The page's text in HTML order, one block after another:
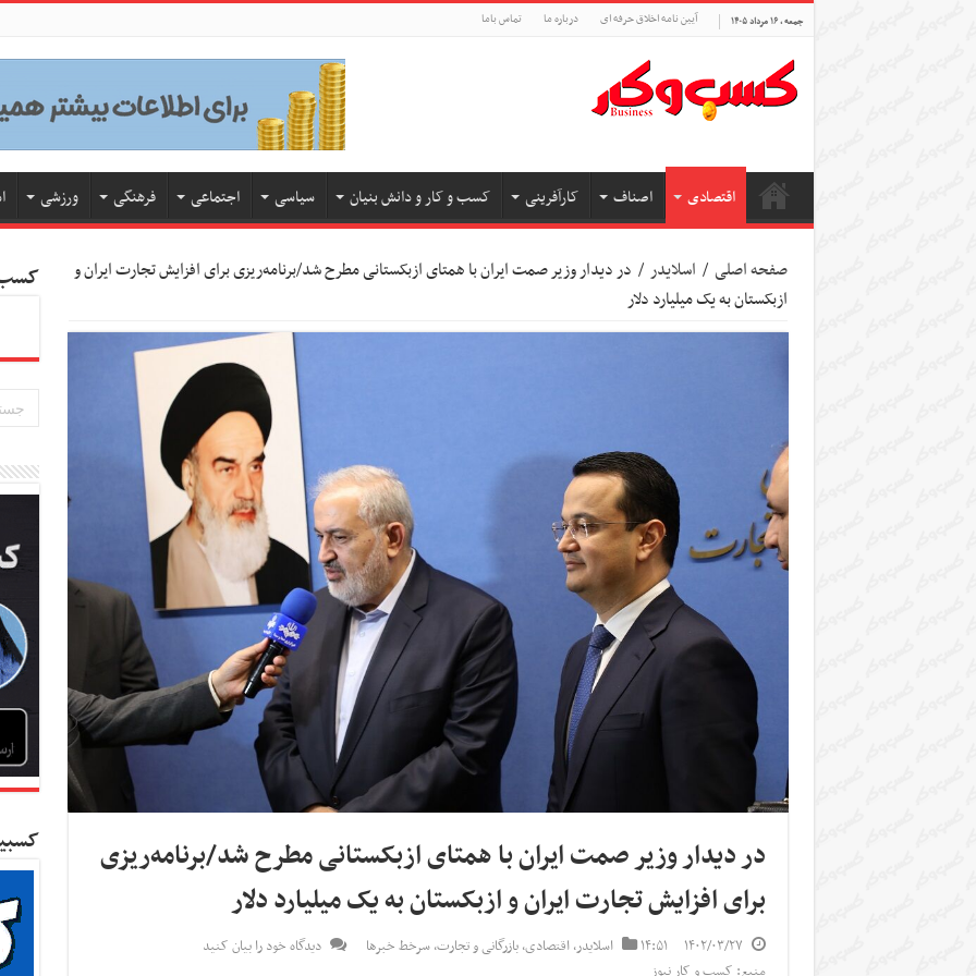
جمعه , ۱۶ مرداد ۱۴۰۵ آیین نامه اخلاق حرفه ای درباره ما تماس باما
اقتصادی اصناف کارآفرینی کسب و کار و دانش بنیان سیاسی اجتماعی فرهنگی ورزشی
صفحه اصلی / اسلایدر / در دیدار وزیر صمت ایران با همتای ازبکستانی مطرح شد/برنامه‌ریزی برای افزایش تجارت ایران و
ازبکستان به یک میلیارد دلار
در دیدار وزیر صمت ایران با همتای ازبکستانی مطرح شد/برنامه‌ریزی
برای افزایش تجارت ایران و ازبکستان به یک میلیارد دلار
۱۴۰۲/۰۳/۲۷ ۱۴:۵۱ اسلایدر,اقتصادی,بازرگانی و تجارت,سرخط خبرها
دیدگاه خود را بیان کنید
کسب